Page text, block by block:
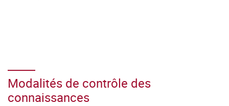
Modalités de contrôle des
connaissances